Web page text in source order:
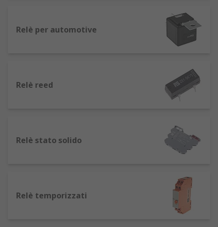
Relè ad alta frequenza e RF
: essenziali per
la separazione dei circuiti responsabili della
anche nell'informatica, nell'industria delle
apparecchiature di prova e in ambienti con
Relè Passo Passo: forniscono impulsi precisi
per controllare il movimento in incrementi
come motori passo-passo.
Relè Commutatore: controllano apertura e
Relè per automotive
Relè reed
Relè stato solido
Relè temporizzati